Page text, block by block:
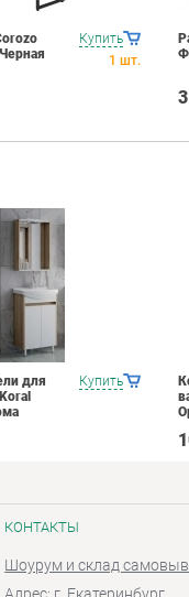
Купить
1 шт.
Купить
для
КОНТАКТЫ
Шоурум и склад
Адрес: г. Екатеринбург,